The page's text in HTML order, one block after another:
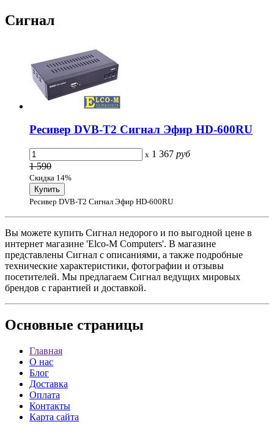
Сигнал
Ресивер DVB-T2 Сигнал Эфир HD-600RU
x 1 367 руб
1 590
Скидка 14%
Ресивер DVB-T2 Сигнал Эфир HD-600RU
Вы можете купить Сигнал недорого и по выгодной цене в
интернет магазине 'Elco-M Computers'. В магазине
представлены Сигнал с описаниями, а также подробные
технические характеристики, фотографии и отзывы
посетителей. Мы предлагаем Сигнал ведущих мировых
брендов с гарантией и доставкой.
Основные страницы
Главная
О нас
Блог
Доставка
Оплата
Контакты
Карта сайта